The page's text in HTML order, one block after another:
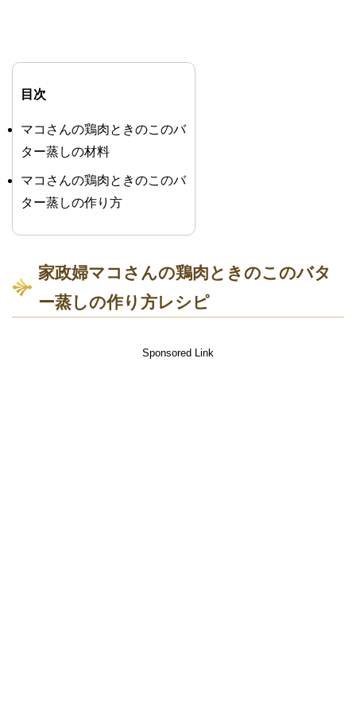
目次
マコさんの鶏肉ときのこのバ
ター蒸しの材料
マコさんの鶏肉ときのこのバ
ター蒸しの作り方
家政婦マコさんの鶏肉ときのこのバタ
ー蒸しの作り方レシピ
Sponsored Link